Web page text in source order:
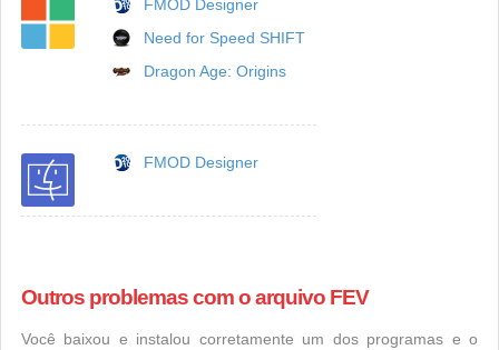
FMOD Designer
Need for Speed SHIFT
Dragon Age: Origins
FMOD Designer
Outros problemas com o arquivo FEV
Você baixou e instalou corretamente um dos programas e o